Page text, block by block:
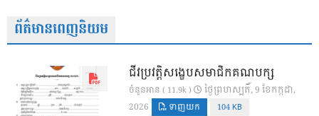
ព័ត៌មានពេញនិយម
ជីវប្រវត្តិសង្ខេបសមាជិកគណបក្ស
ចំនួនអាន ( 11.9k )
ថ្ងៃ​ព្រហស្បតិ៍, 9 ខែ​កក្កដា,
2026
ទាញយក 104 KB